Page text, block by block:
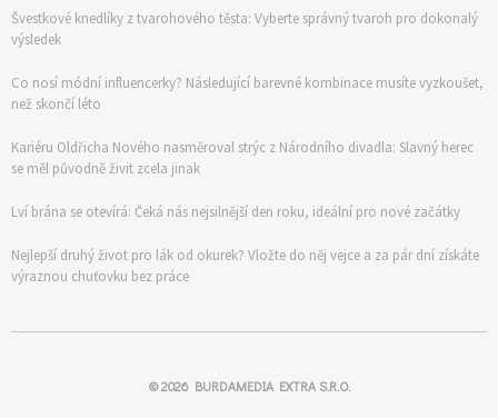
Švestkové knedlíky z tvarohového těsta: Vyberte správný tvaroh pro dokonalý
výsledek
Co nosí módní influencerky? Následující barevné kombinace musíte vyzkoušet,
než skončí léto
Kariéru Oldřicha Nového nasměroval strýc z Národního divadla: Slavný herec
se měl původně živit zcela jinak
Lví brána se otevírá: Čeká nás nejsilnější den roku, ideální pro nové začátky
Nejlepší druhý život pro lák od okurek? Vložte do něj vejce a za pár dní získáte
výraznou chuťovku bez práce
© 2026 BURDAMEDIA EXTRA S.R.O.